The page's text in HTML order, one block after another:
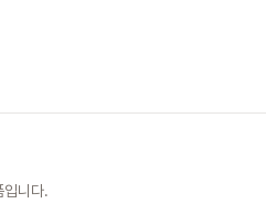
입니다.